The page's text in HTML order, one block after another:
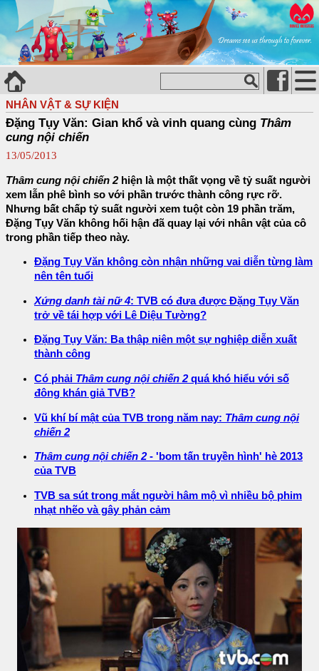
NHÂN VẬT & SỰ KIỆN
Đặng Tụy Văn: Gian khổ và vinh quang cùng Thâm
cung nội chiến
13/05/2013
Thâm cung nội chiến 2hiện là một thất vọng về tỷ suất người
xem lẫn phê bình so với phần trước thành công rực rỡ.
Nhưng bất chấp tỷ suất người xem tuột còn 19 phần trăm,
Đặng Tụy Văn không hối hận đã quay lại với nhân vật của cô
trong phần tiếp theo này.
Đặng Tụy Văn không còn nhận những vai diễn từng làm
nên tên tuổi
Xứng danh tài nữ 4: TVB có đưa được Đặng Tụy Văn
trở về tái hợp với Lê Diệu Tường?
Đặng Tụy Văn: Ba thập niên một sự nghiệp diễn xuất
thành công
Có phải Thâm cung nội chiến 2quá khó hiểu với số
đông khán giả TVB?
Vũ khí bí mật của TVB trong năm nay: Thâm cung nội
chiến 2
Thâm cung nội chiến 2- 'bom tấn truyền hình' hè 2013
của TVB
TVB sa sút trong mắt người hâm mộ vì nhiều bộ phim
nhạt nhẽo và gây phản cảm